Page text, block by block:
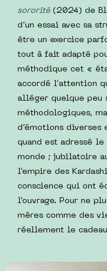
sororité(2024) de
d’un essai avec sa
être un exercice
tout à fait adapté
méthodique cet «
accordé l’attention
alléger quelque peu
méthodologiques,
d’émotions diverses
quand est adressé
monde ; jubilatoire
l’empire des
conscience qui ont
l’ouvrage. Pour ne
mères comme des
réellement le cadeau